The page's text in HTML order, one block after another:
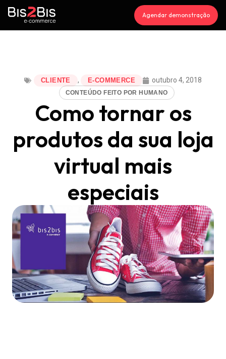
Agendar demonstração
CLIENTE , E-COMMERCE outubro 4, 2018
CONTEÚDO FEITO POR HUMANO
Como tornar os
produtos da sua loja
virtual mais
especiais